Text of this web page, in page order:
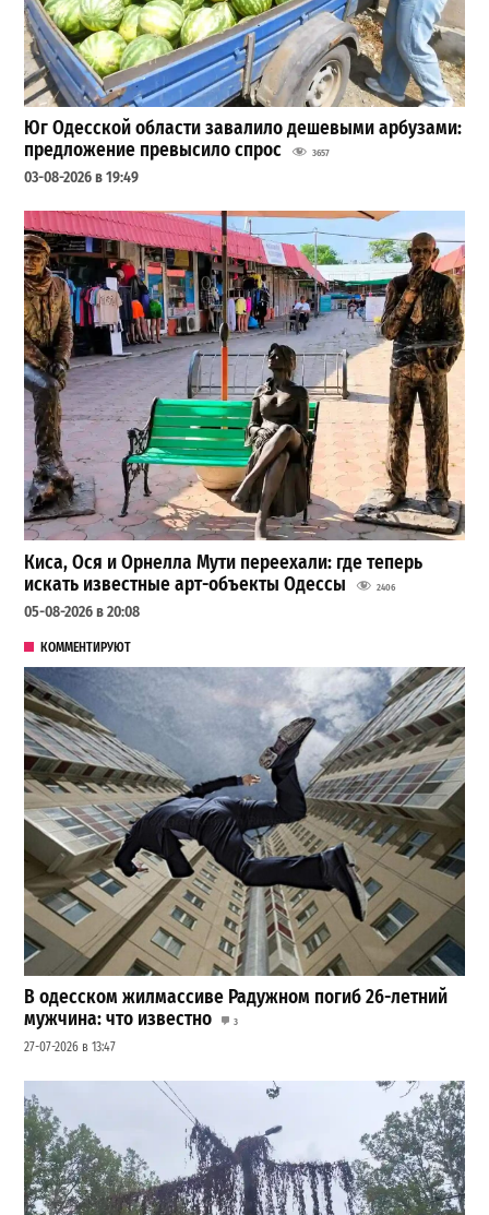
Юг Одесской области завалило дешевыми арбузами:
предложение превысило спрос
3657
03-08-2026 в 19:49
Киса, Ося и Орнелла Мути переехали: где теперь
искать известные арт-объекты Одессы
2406
05-08-2026 в 20:08
КОММЕНТИРУЮТ
В одесском жилмассиве Радужном погиб 26-летний
мужчина: что известно
3
27-07-2026 в 13:47